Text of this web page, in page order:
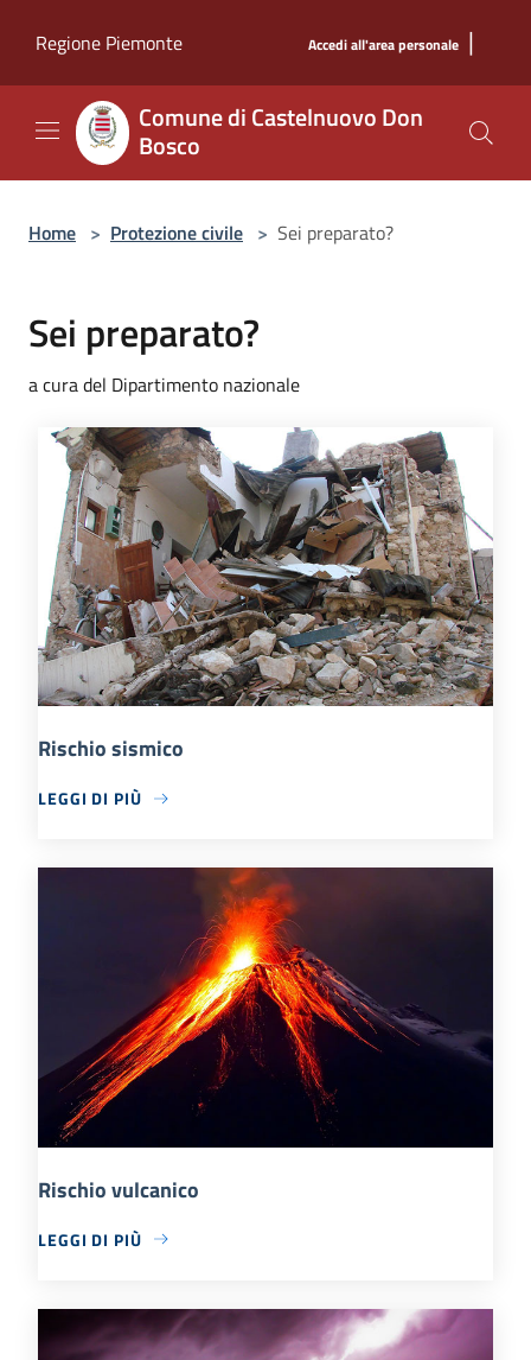
Regione Piemonte
Accedi all'area personale |
Comune di Castelnuovo Don
Bosco
Home > Protezione civile > Sei preparato?
Sei preparato?
a cura del Dipartimento nazionale
Rischio sismico
LEGGI DI PIÙ
Rischio vulcanico
LEGGI DI PIÙ